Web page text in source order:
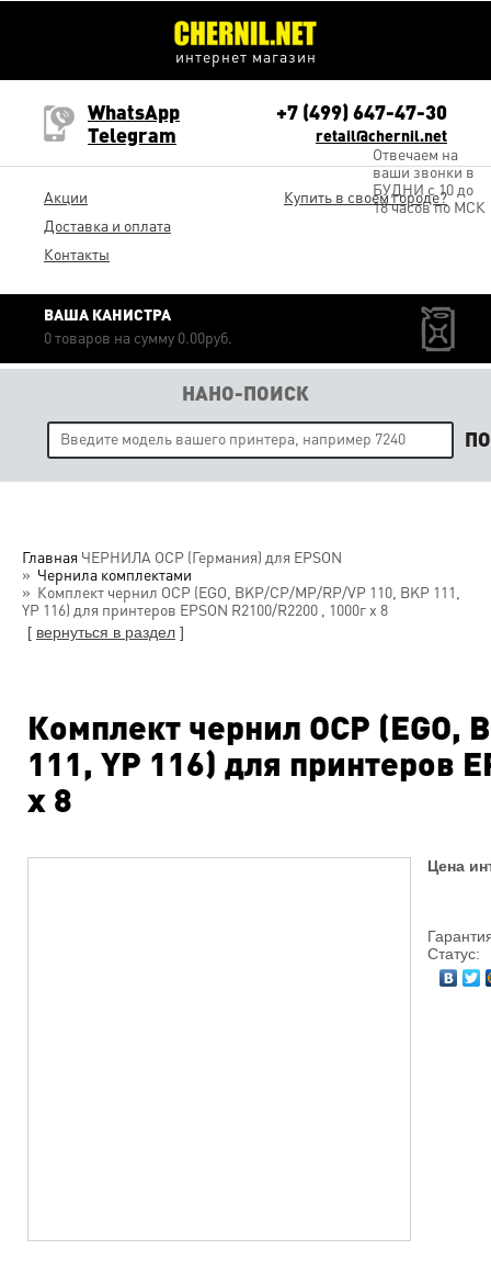
интернет магазин
Акции
Доставка и оплата
Контакты
WhatsApp
Telegram
retail@chernil.net
+7 (499) 647-47-30
Отвечаем на
ваши звонки в
БУДНИ с 10 до
18 часов по МСК
Купить в своем городе?
ВАША КАНИСТРА
0 товаров на сумму 0.00руб.
НАНО-ПОИСК
Главная ЧЕРНИЛА OCP (Германия) для EPSON
Чернила комплектами
Комплект чернил OCP (EGO, BKP/CP/MP/RP/VP 110, BKP 111,
YP 116) для принтеров EPSON R2100/R2200 , 1000г х 8
[ вернуться в раздел ]
Комплект чернил OCP (EGO,
111, YP 116) для принтеров
х 8
Цена
Статус: